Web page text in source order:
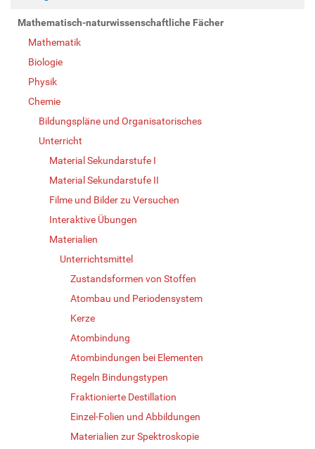
Mathematisch-naturwissenschaftliche Fächer
Mathematik
Biologie
Physik
Chemie
Bildungspläne und Organisatorisches
Unterricht
Material Sekundarstufe I
Material Sekundarstufe II
Filme und Bilder zu Versuchen
Interaktive Übungen
Materialien
Unterrichtsmittel
Zustandsformen von Stoffen
Atombau und Periodensystem
Kerze
Atombindung
Atombindungen bei Elementen
Regeln Bindungstypen
Fraktionierte Destillation
Einzel-Folien und Abbildungen
Materialien zur Spektroskopie